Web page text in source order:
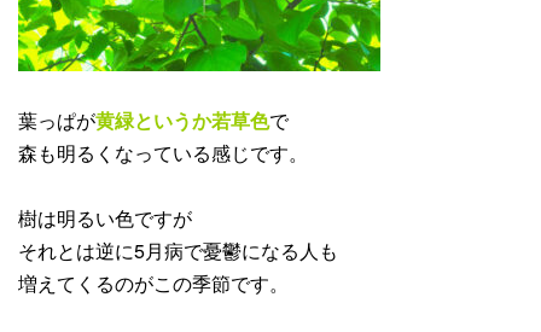
葉っぱが黄緑というか若草色で
森も明るくなっている感じです。
樹は明るい色ですが
それとは逆に5月病で憂鬱になる人も
増えてくるのがこの季節です。